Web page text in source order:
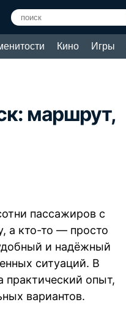
Кино Игры
маршрут,
пассажиров с
а кто-то — просто
и надёжный
ситуаций. В
практический опыт,
вариантов.